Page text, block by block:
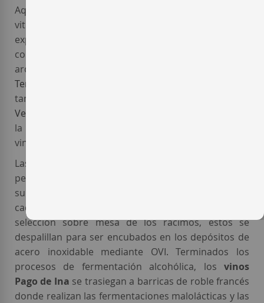
Aquí encontramos viñedos cuidados con una
viticultura sostenible y respetuosa, favoreciendo la
expresividad del terroir. Los suelos de esta zona se
componen, principalmente, de capas calizas,
arcillosas y calcáreas. La variedad reina es la
Tempranillo
también encontramos variedades blancas como la
Verdejo
la elaboración del único vino blanco de la casa, el
vino
Las vendimias se realizan a mano y en cajas
pequeñas para cuidar al máximo las uvas antes de
su llegada a la bodega. Las vinificaciones se realizan
cada parcela por separado. Después de una
selección sobre mesa de los racimos, éstos se
despalillan para ser encubados en los depósitos de
acero inoxidable mediante OVI. Terminados los
procesos de fermentación alcohólica, los vinos
Pago de Ina se trasiegan a barricas de roble francés
donde realizan las fermentaciones malolácticas y las